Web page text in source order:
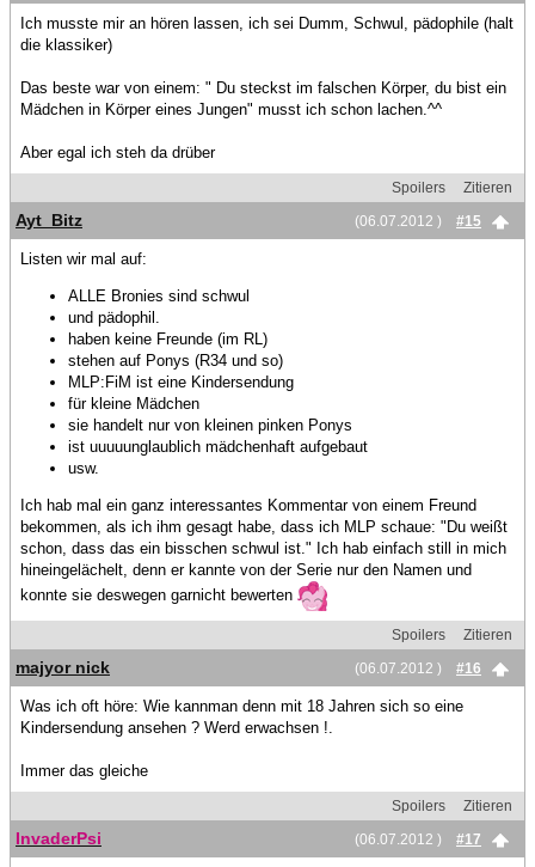
Ich musste mir an hören lassen, ich sei Dumm, Schwul, pädophile (halt
die klassiker)
Das beste war von einem: " Du steckst im falschen Körper, du bist ein
Mädchen in Körper eines Jungen" musst ich schon lachen.^^
Aber egal ich steh da drüber
Spoilers
Zitieren
(06.07.2012 )
#15
Ayt_Bitz
Listen wir mal auf:
ALLE Bronies sind schwul
und pädophil.
haben keine Freunde (im RL)
stehen auf Ponys (R34 und so)
MLP:FiM ist eine Kindersendung
für kleine Mädchen
sie handelt nur von kleinen pinken Ponys
ist uuuuunglaublich mädchenhaft aufgebaut
usw.
Ich hab mal ein ganz interessantes Kommentar von einem Freund
bekommen, als ich ihm gesagt habe, dass ich MLP schaue: "Du weißt
schon, dass das ein bisschen schwul ist." Ich hab einfach still in mich
hineingelächelt, denn er kannte von der Serie nur den Namen und
konnte sie deswegen garnicht bewerten
Spoilers
Zitieren
(06.07.2012 )
#16
majyor nick
Was ich oft höre: Wie kannman denn mit 18 Jahren sich so eine
Kindersendung ansehen ? Werd erwachsen !.
Immer das gleiche
Spoilers
Zitieren
(06.07.2012 )
#17
InvaderPsi